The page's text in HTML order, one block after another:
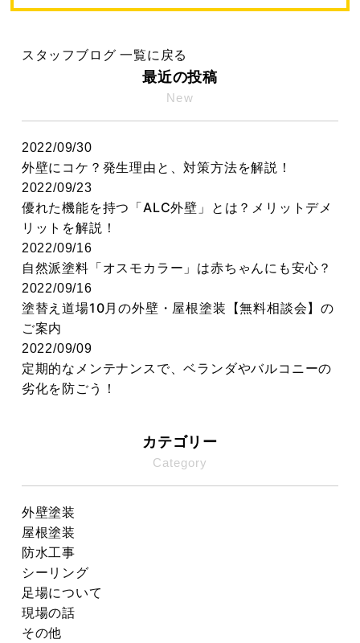
スタッフブログ 一覧に戻る
最近の投稿
New
2022/09/30
外壁にコケ？発生理由と、対策方法を解説！
2022/09/23
優れた機能を持つ「ALC外壁」とは？メリットデメ
リットを解説！
2022/09/16
自然派塗料「オスモカラー」は赤ちゃんにも安心？
2022/09/16
塗替え道場10月の外壁・屋根塗装【無料相談会】の
ご案内
2022/09/09
定期的なメンテナンスで、ベランダやバルコニーの
劣化を防ごう！
カテゴリー
Category
外壁塗装
屋根塗装
防水工事
シーリング
足場について
現場の話
その他